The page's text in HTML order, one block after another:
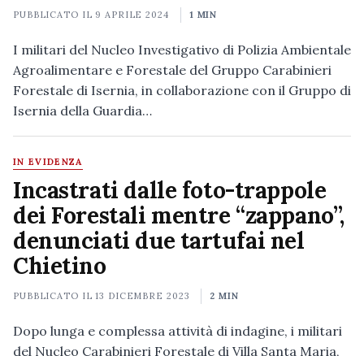
PUBBLICATO IL 9 APRILE 2024 1 MIN
I militari del Nucleo Investigativo di Polizia Ambientale
Agroalimentare e Forestale del Gruppo Carabinieri
Forestale di Isernia, in collaborazione con il Gruppo di
Isernia della Guardia…
IN EVIDENZA
Incastrati dalle foto-trappole
dei Forestali mentre “zappano”,
denunciati due tartufai nel
Chietino
PUBBLICATO IL13 DICEMBRE 2023 2 MIN
Dopo lunga e complessa attività di indagine, i militari
del Nucleo Carabinieri Forestale di Villa Santa Maria,